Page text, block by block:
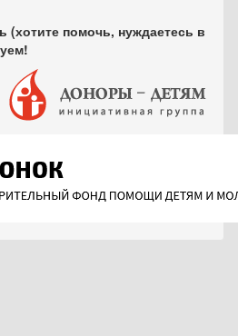
(хотите помочь, нуждаетесь в